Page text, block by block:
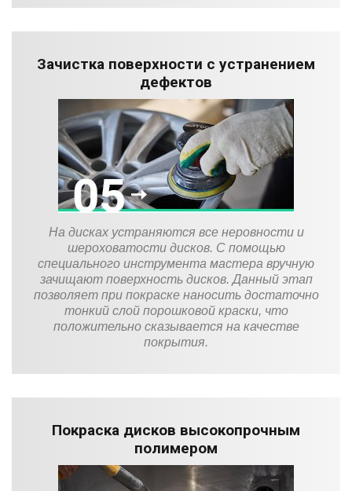
Зачистка поверхности с устранением
дефектов
На дисках устраняются все неровности и
шероховатости дисков. С помощью
специального инструмента мастера вручную
зачищают поверхность дисков. Данный этап
позволяет при покраске наносить достаточно
тонкий слой порошковой краски, что
положительно сказывается на качестве
покрытия.
Покраска дисков высокопрочным
полимером